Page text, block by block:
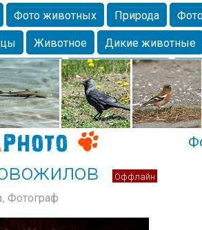
Фото животных Природа
Животное
Дикие животные
Млекопитающие
Осень Портрет
Домашние
Lebert Дикие птицы Утка
Оффлайн
Фотограф